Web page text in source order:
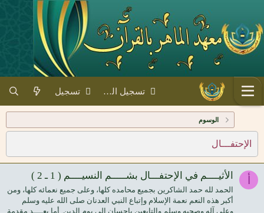
تسجيل الدخول تسجيل
الوسوم
الإحتفـــال
أ الأثيــــم في الإحتفـــال بشـــــم النسيــــم ( 1 ـ 2 )
الحمد لله حمد الشاكرين بجميع محامده كلها، وعلى جميع نعمائه كلها، ومن
أكبر هذه النعم نعمة الإسلام وإتباع النبي العدنان صلى الله عليه وسلم
وعلى آله وصحبه وسلم والتابعين بإحسان إلى يوم الدين. أما بعــــد مقدمة